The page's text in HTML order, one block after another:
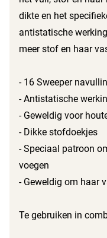
dikte en het
antistatische
meer stof en haar
- 16 Sweeper
- Antistatische
- Geweldig voor
- Dikke stofdoekjes
- Speciaal patroon
voegen
- Geweldig om haar
Te gebruiken in